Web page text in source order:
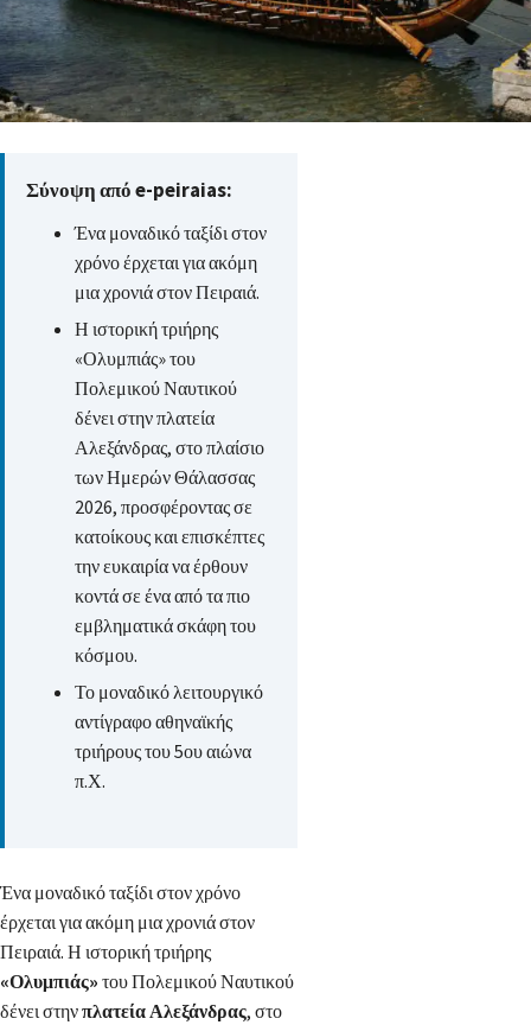
Σύνοψη από e-peiraias:
Ένα μοναδικό ταξίδι στον
χρόνο έρχεται για ακόμη
μια χρονιά στον Πειραιά.
Η ιστορική τριήρης
«Ολυμπιάς» του
Πολεμικού Ναυτικού
δένει στην πλατεία
Αλεξάνδρας, στο πλαίσιο
των Ημερών Θάλασσας
2026, προσφέροντας σε
κατοίκους και επισκέπτες
την ευκαιρία να έρθουν
κοντά σε ένα από τα πιο
εμβληματικά σκάφη του
κόσμου.
Το μοναδικό λειτουργικό
αντίγραφο αθηναϊκής
τριήρους του 5ου αιώνα
π.Χ.
Ένα μοναδικό ταξίδι στον χρόνο
έρχεται για ακόμη μια χρονιά στον
Πειραιά. Η ιστορική τριήρης
«Ολυμπιάς» του Πολεμικού Ναυτικού
δένει στηνπλατεία Αλεξάνδρας, στο